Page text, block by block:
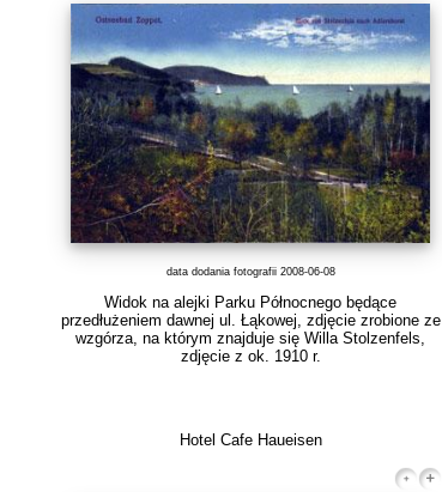
data dodania fotografii 2008-06-08
Widok na alejki Parku Północnego będące
przedłużeniem dawnej ul. Łąkowej, zdjęcie zrobione ze
wzgórza, na którym znajduje się Willa Stolzenfels,
zdjęcie z ok. 1910 r.
Hotel Cafe Haueisen